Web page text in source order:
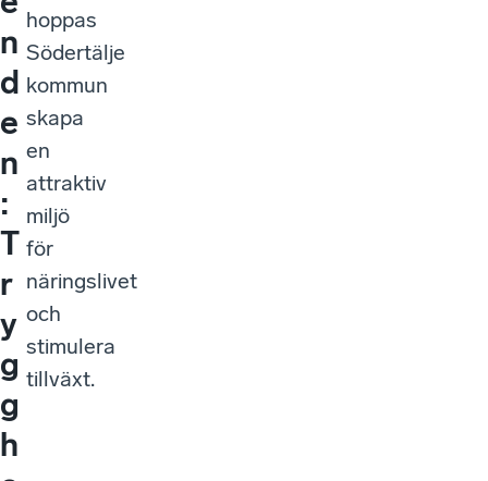
n
d
e
n
:
T
r
y
g
g
h
hoppas
Södertälje
kommun
skapa
en
attraktiv
miljö
för
näringslivet
och
stimulera
tillväxt.